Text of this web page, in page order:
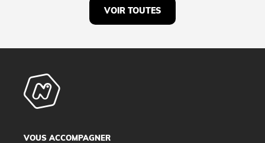
VOIR TOUTES
VOUS ACCOMPAGNER